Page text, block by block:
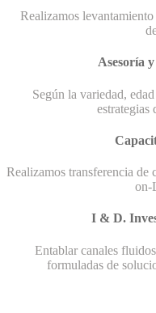
Realizamos
Asesoría
Según la variedad,
estrategias
Realizamos transferencia
on-
I & D.
Entablar canales
formuladas de